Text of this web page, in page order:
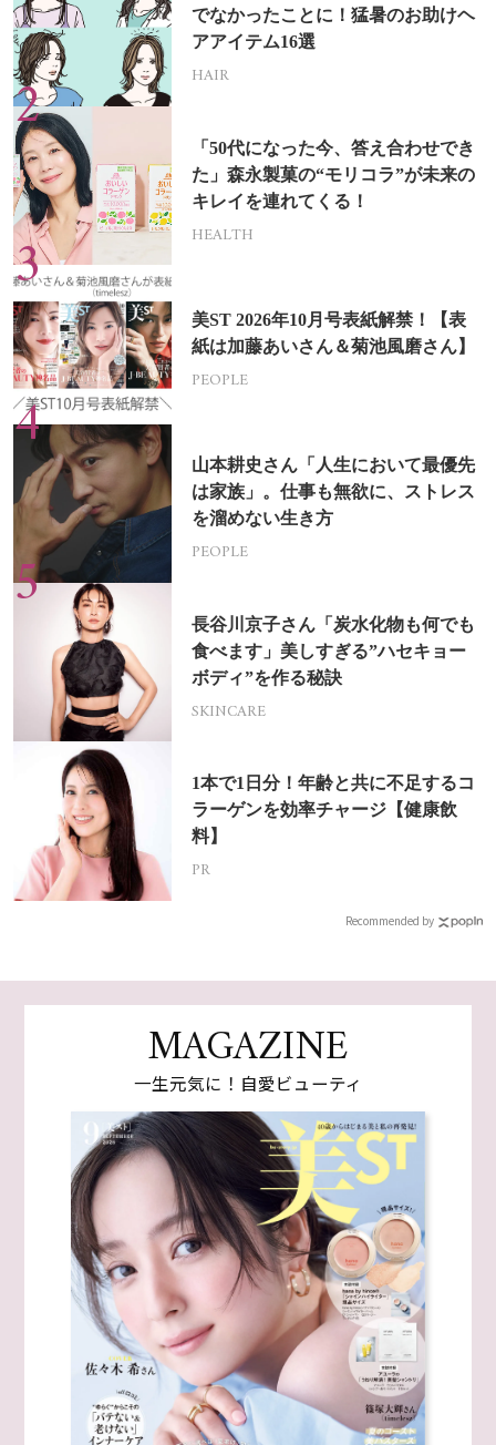
でなかったことに！猛暑のお助けヘ
アアイテム16選
HAIR
「50代になった今、答え合わせでき
た」森永製菓の“モリコラ”が未来の
キレイを連れてくる！
HEALTH
美ST 2026年10月号表紙解禁！【表
紙は加藤あいさん＆菊池風磨さん】
PEOPLE
山本耕史さん「人生において最優先
は家族」。仕事も無欲に、ストレス
を溜めない生き方
PEOPLE
長谷川京子さん「炭水化物も何でも
食べます」美しすぎる”ハセキョー
ボディ”を作る秘訣
SKINCARE
1本で1日分！年齢と共に不足するコ
ラーゲンを効率チャージ【健康飲
料】
PR
Recommended by
MAGAZINE
一生元気に！自愛ビューティ